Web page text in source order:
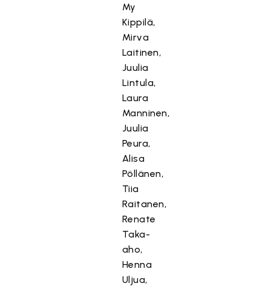
My
Kippilä,
Mirva
Laitinen,
Juulia
Lintula,
Laura
Manninen,
Juulia
Peura,
Alisa
Pöllänen,
Tiia
Raitanen,
Renate
Taka-
aho,
Henna
Uljua,